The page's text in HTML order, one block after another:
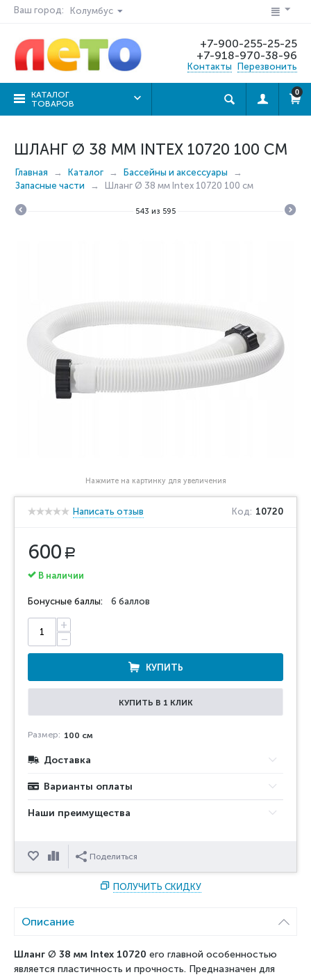
Ваш город: Колумбус
+7-900-255-25-25
+7-918-970-38-96
Контакты Перезвонить
КАТАЛОГ
ТОВАРОВ
0
ШЛАНГ Ø 38 ММ INTEX 10720 100 СМ
Главная Каталог
Бассейны и аксессуары
Запасные части
Шланг Ø 38 мм Intex 10720 100 см
543 из 595
Нажмите на картинку для увеличения
Написать отзыв Код: 10720
600 Р
В наличии
Бонусные баллы: 6 баллов
+
−
КУПИТЬ
КУПИТЬ В 1 КЛИК
Размер: 100 см
Доставка
Варианты оплаты
Наши преимущества
ОтложитьСравнитьПоделиться
ПОЛУЧИТЬ СКИДКУ
Описание
Шланг Ø 38 мм Intex 10720 его главной особенностью
является пластичность и прочность. Предназначен для